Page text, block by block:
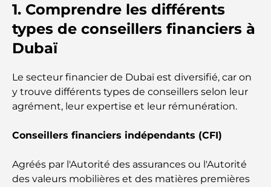
Les meilleures écoles près de Damac Hills 2 : un
guide pour les familles
voyage culinaire
Découvrez la promenade de Palm Jumeirah : une
balade placée sous le signe du luxe et des
découvrez les meilleures options
1. Comprendre les différents
types de conseillers financiers à
Dubaï
Le secteur financier de Dubaï est diversifié, car on
y trouve différents types de conseillers selon leur
agrément, leur expertise et leur rémunération.
Conseillers financiers indépendants (CFI)
Agréés par l'Autorité des assurances ou l'Autorité
des valeurs mobilières et des matières premières